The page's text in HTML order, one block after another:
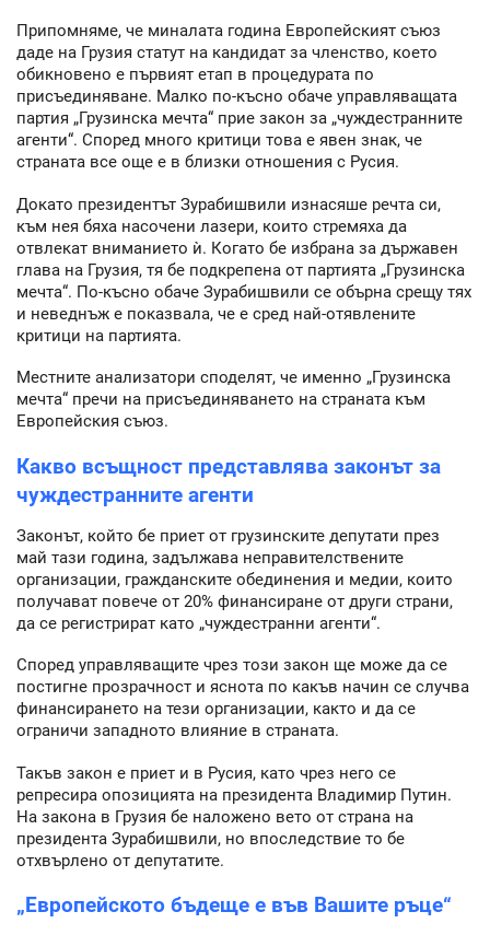
Припомняме, че миналата година Европейският съюз
даде на Грузия статут на кандидат за членство, което
обикновено е първият етап в процедурата по
присъединяване. Малко по-късно обаче управляващата
партия „Грузинска мечта“ прие закон за „чуждестранните
агенти“. Според много критици това е явен знак, че
страната все още е в близки отношения с Русия.
Докато президентът Зурабишвили изнасяше речта си,
към нея бяха насочени лазери, които стремяха да
отвлекат вниманието ѝ. Когато бе избрана за държавен
глава на Грузия, тя бе подкрепена от партията „Грузинска
мечта“. По-късно обаче Зурабишвили се обърна срещу тях
и неведнъж е показвала, че е сред най-отявлените
критици на партията.
Местните анализатори споделят, че именно „Грузинска
мечта“ пречи на присъединяването на страната към
Европейския съюз.
Какво всъщност представлява законът за
чуждестранните агенти
Законът, който бе приет от грузинските депутати през
май тази година, задължава неправителствените
организации, гражданските обединения и медии, които
получават повече от 20% финансиране от други страни,
да се регистрират като „чуждестранни агенти“.
Според управляващите чрез този закон ще може да се
постигне прозрачност и яснота по какъв начин се случва
финансирането на тези организации, както и да се
ограничи западното влияние в страната.
Такъв закон е приет и в Русия, като чрез него се
репресира опозицията на президента Владимир Путин.
На закона в Грузия бе наложено вето от страна на
президента Зурабишвили, но впоследствие то бе
отхвърлено от депутатите.
„Европейското бъдеще е във Вашите ръце“